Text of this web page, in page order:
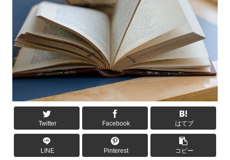
Twitter Facebook はてブ
LINE Pinterest コピー